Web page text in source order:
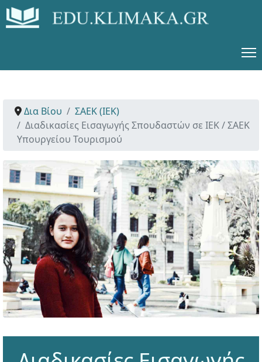
Δια Βίου
ΣΑΕΚ (ΙΕΚ)
Διαδικασίες Εισαγωγής Σπουδαστών σε ΙΕΚ / ΣΑΕΚ
Υπουργείου Τουρισμού